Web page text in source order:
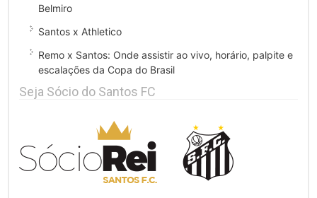
Belmiro
Santos x Athletico
Remo x Santos: Onde assistir ao vivo, horário, palpite e
escalações da Copa do Brasil
Seja Sócio do Santos FC